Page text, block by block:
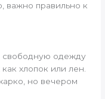
важно правильно к
свободную одежду
хлопок или лен.
но вечером